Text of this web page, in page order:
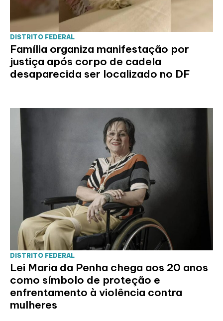
DISTRITO FEDERAL
Família organiza manifestação por
justiça após corpo de cadela
desaparecida ser localizado no DF
DISTRITO FEDERAL
Lei Maria da Penha chega aos 20 anos
como símbolo de proteção e
enfrentamento à violência contra
mulheres